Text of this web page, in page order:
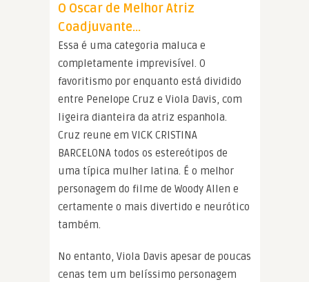
O Oscar de Melhor Atriz
Coadjuvante…
Essa é uma categoria maluca e
completamente imprevisível. O
favoritismo por enquanto está dividido
entre Penelope Cruz e Viola Davis, com
ligeira dianteira da atriz espanhola.
Cruz reune em VICK CRISTINA
BARCELONA todos os estereótipos de
uma típica mulher latina. É o melhor
personagem do filme de Woody Allen e
certamente o mais divertido e neurótico
também.
No entanto, Viola Davis apesar de poucas
cenas tem um belíssimo personagem